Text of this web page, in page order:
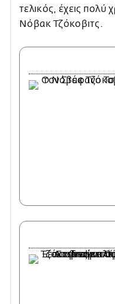
τελικός, έχεις
Νόβακ Τζόκοβιτς.